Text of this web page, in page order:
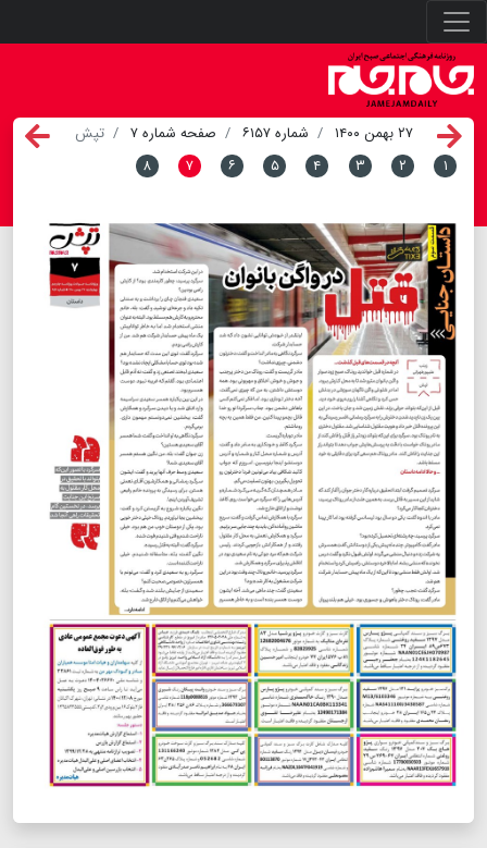
۲۷ بهمن ۱۴۰۰ شماره ۶۱۵۷ صفحه شماره ۷
تپش
۱
۲ ۳ ۴ ۵ ۶ ۷ ۸